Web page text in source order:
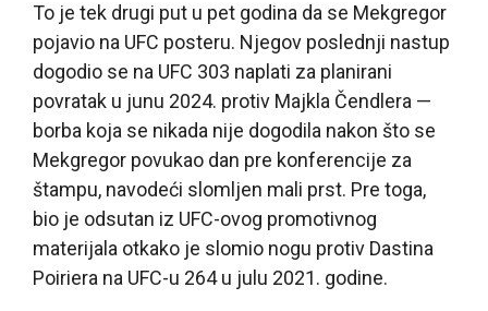
To je tek drugi put u pet godina da se Mekgregor
pojavio na UFC posteru. Njegov poslednji nastup
dogodio se na UFC 303 naplati za planirani
povratak u junu 2024. protiv Majkla Čendlera —
borba koja se nikada nije dogodila nakon što se
Mekgregor povukao dan pre konferencije za
štampu, navodeći slomljen mali prst. Pre toga,
bio je odsutan iz UFC-ovog promotivnog
materijala otkako je slomio nogu protiv Dastina
Poiriera na UFC-u 264 u julu 2021. godine.